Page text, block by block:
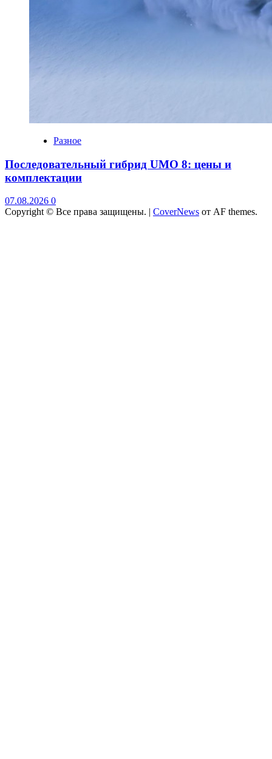
Разное
Последовательный гибрид UMO 8: цены и
комплектации
07.08.2026 0
Copyright © Все права защищены. | CoverNews от AF themes.